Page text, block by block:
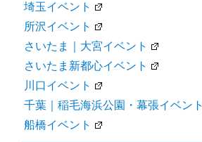
埼玉イベント
所沢イベント
さいたま｜大宮イベント
さいたま新都心イベント
川口イベント
千葉｜稲毛海浜公園・幕張イベント
船橋イベント